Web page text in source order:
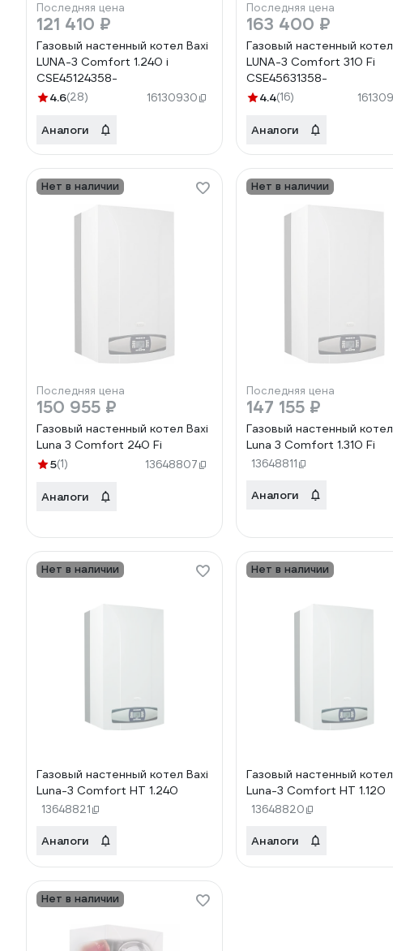
Последняя цена
121 410 ₽
Газовый настенный котел Baxi
LUNA-3 Comfort 1.240 i
CSE45124358-
4.6(28) 16130930
Аналоги
Последняя цена
163 400 ₽
Газовый настенный
LUNA-3 Comfort 310 Fi
CSE45631358-
4.4(16)
Аналоги
Нет в наличии
Последняя цена
150 955 ₽
Газовый настенный котел Baxi
Luna 3 Comfort 240 Fi
5(1) 13648807
Аналоги
Нет в наличии
Последняя цена
147 155 ₽
Газовый настенный
Luna 3 Comfort 1.310 Fi
13648811
Аналоги
Нет в наличии
Газовый настенный котел Baxi
Luna-3 Comfort HT 1.240
13648821
Аналоги
Нет в наличии
Газовый настенный
Luna-3 Comfort HT 1.120
13648820
Аналоги
Нет в наличии